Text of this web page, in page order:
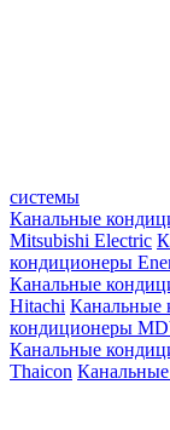
системы
Канальные
Mitsubishi Electric
кондиционеры
Канальные
Hitachi Канальные
кондиционеры
Канальные
Thaicon